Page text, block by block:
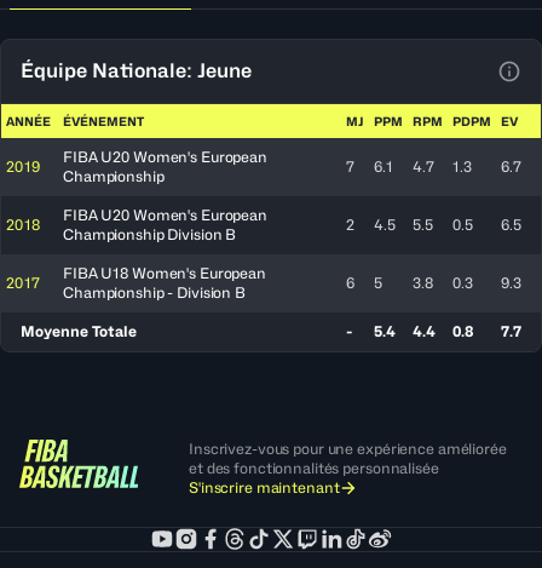
Équipe Nationale: Jeune
ANNÉE ÉVÉNEMENT MJ PPM RPM PDPM EV
2019
FIBA U20 Women's European
Championship
7 6.1 4.7 1.3 6.7
2018
FIBA U20 Women's European
Championship Division B
2 4.5 5.5 0.5 6.5
2017
FIBA U18 Women's European
Championship - Division B
6 5 3.8 0.3 9.3
Moyenne Totale - 5.4 4.4 0.8 7.7
Inscrivez-vous pour une expérience améliorée
et des fonctionnalités personnalisée
S'inscrire maintenant